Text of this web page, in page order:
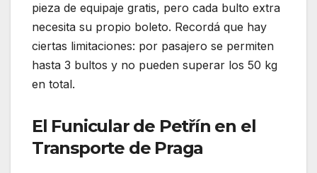
pieza de equipaje gratis, pero cada bulto extra
necesita su propio boleto. Recordá que hay
ciertas limitaciones: por pasajero se permiten
hasta 3 bultos y no pueden superar los 50 kg
en total.
El Funicular de Petřín en el
Transporte de Praga